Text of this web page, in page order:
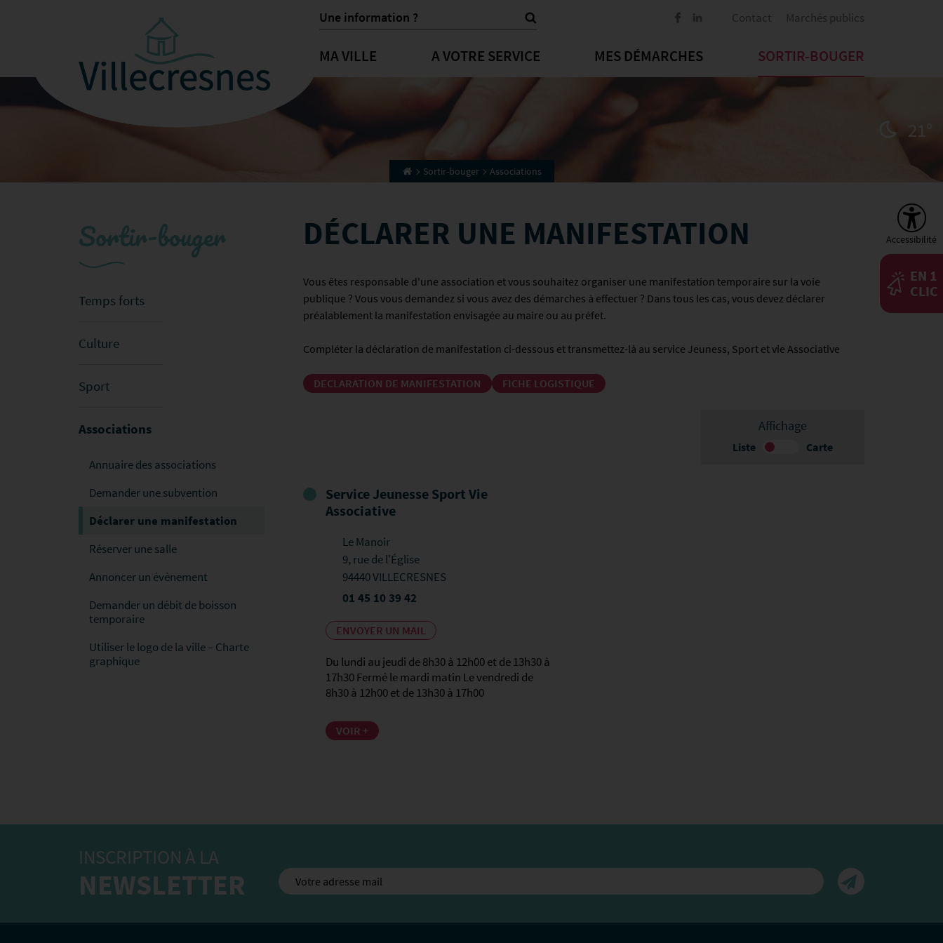
Contact Marchés publics
MA VILLE A VOTRE SERVICE MES DÉMARCHES SORTIR-BOUGER
Accessibilité
EN 1
CLIC
Sortir-bouger Associations
21°
DÉCLARER UNE MANIFESTATION
Vous êtes responsable d'une association et vous souhaitez organiser une manifestation temporaire sur la voie
publique ? Vous vous demandez si vous avez des démarches à effectuer ? Dans tous les cas, vous devez déclarer
préalablement la manifestation envisagée au maire ou au préfet.
Compléter la déclaration de manifestation ci-dessous et transmettez-là au service Jeuness, Sport et vie Associative
DECLARATION DE MANIFESTATION FICHE LOGISTIQUE
Affichage
Liste Carte
Service Jeunesse Sport Vie
Associative
Le Manoir
9, rue de l'Église
94440 VILLECRESNES
01 45 10 39 42
ENVOYER UN MAIL
Du lundi au jeudi de 8h30 à 12h00 et de 13h30 à
17h30 Fermé le mardi matin Le vendredi de
8h30 à 12h00 et de 13h30 à 17h00
VOIR +
Sortir-bouger
Temps forts
Culture
Sport
Associations
Annuaire des associations
Demander une subvention
Déclarer une manifestation
Réserver une salle
Annoncer un évènement
Demander un débit de boisson
temporaire
Utiliser le logo de la ville – Charte
graphique
INSCRIPTION À LA
NEWSLETTER